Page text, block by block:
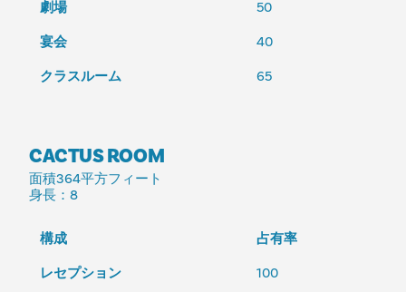
劇場
50
宴会
40
クラスルーム
65
CACTUS ROOM
面積364平方フィート
身長 ：8
構成
占有率
レセプション
100